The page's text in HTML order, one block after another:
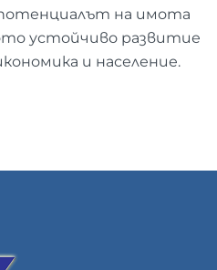
на имота
устойчиво развитие
и население.